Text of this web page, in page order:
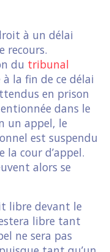
à un délai
recours.
du tribunal
la fin de ce délai
en prison
dans le
un appel, le
est suspendu
la cour d’appel.
alors se
libre devant le
libre tant
ne sera pas